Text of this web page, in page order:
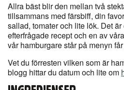
Allra bäst blir den mellan två
tillsammans med färsbiff, din
sallad, tomater och lite lök. Det
efterfrågade recept och en av
vår hamburgare står på menyn
Vet du förresten vilken som är
blogg hittar du datum och lite om